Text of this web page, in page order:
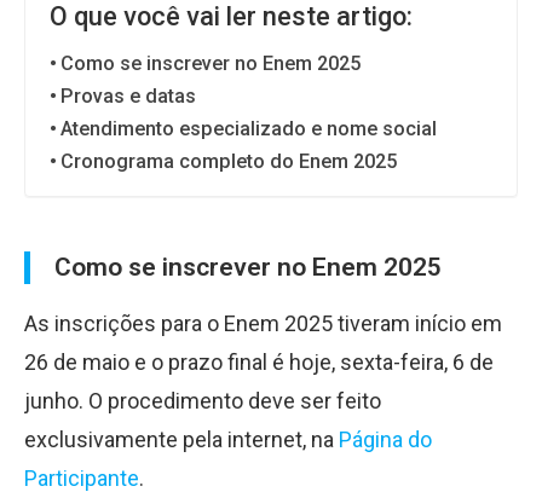
O que você vai ler neste artigo:
Como se inscrever no Enem 2025
Provas e datas
Atendimento especializado e nome social
Cronograma completo do Enem 2025
Como se inscrever no Enem 2025
As inscrições para o Enem 2025 tiveram início em
26 de maio e o prazo final é hoje, sexta-feira, 6 de
junho. O procedimento deve ser feito
exclusivamente pela internet, na Página do
Participante.